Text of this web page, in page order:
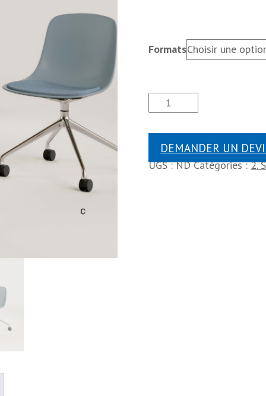
Formats
DEMANDER UN
UGS :ND Catégories :2.